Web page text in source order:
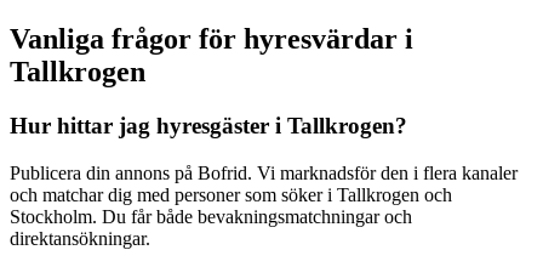
Vanliga frågor för hyresvärdar i
Tallkrogen
Hur hittar jag hyresgäster i Tallkrogen?
Publicera din annons på Bofrid. Vi marknadsför den i flera kanaler
och matchar dig med personer som söker i Tallkrogen och
Stockholm. Du får både bevakningsmatchningar och
direktansökningar.